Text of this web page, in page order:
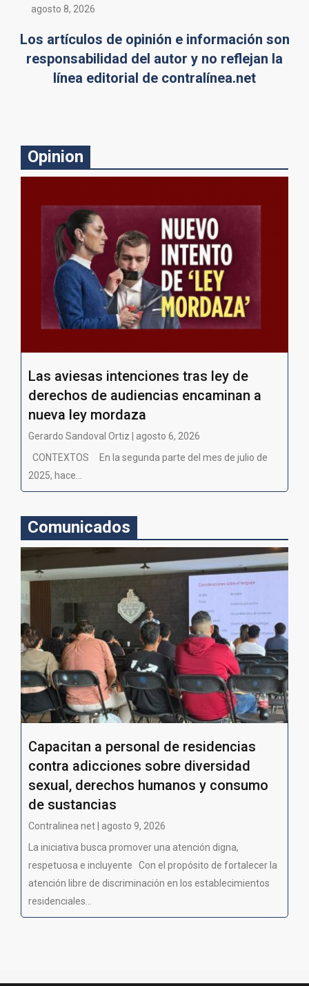
agosto 8, 2026
Los artículos de opinión e información son
responsabilidad del autor y no reflejan la
línea editorial de contralínea.net
Opinion
Las aviesas intenciones tras ley de
derechos de audiencias encaminan a
nueva ley mordaza
Gerardo Sandoval Ortiz | agosto 6, 2026
CONTEXTOS En la segunda parte del mes de julio de
2025, hace...
Comunicados
Capacitan a personal de residencias
contra adicciones sobre diversidad
sexual, derechos humanos y consumo
de sustancias
Contralinea net | agosto 9, 2026
La iniciativa busca promover una atención digna,
respetuosa e incluyente Con el propósito de fortalecer la
atención libre de discriminación en los establecimientos
residenciales...